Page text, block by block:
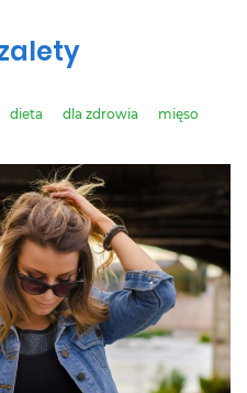
dieta dla zdrowia
mięso